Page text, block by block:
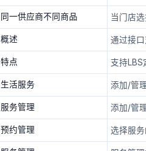
同一供应商不同商品 当门店
概述 通过接
特点 支持
生活服务 添加/管
服务管理 添加/管
预约管理 选择服